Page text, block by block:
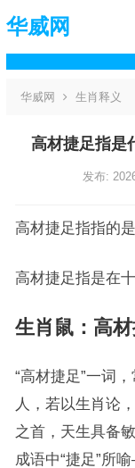
华威网
华威网 生肖释义
高材捷足指是
发布:
高材捷足指指的
高材捷足指是在
生肖鼠：高
“高材捷足”一词
人，若以生肖论
之首，天生具备
成语中“捷足”所